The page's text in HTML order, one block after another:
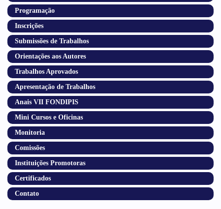
Programação
Inscrições
Submissões de Trabalhos
Orientações aos Autores
Trabalhos Aprovados
Apresentação de Trabalhos
Anais VII FONDIPIS
Mini Cursos e Oficinas
Monitoria
Comissões
Instituições Promotoras
Certificados
Contato